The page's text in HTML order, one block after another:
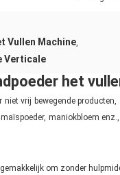
Vullen Machine,
Verticale
het
vrij bewegende producten,
maniokbloem
om zonder